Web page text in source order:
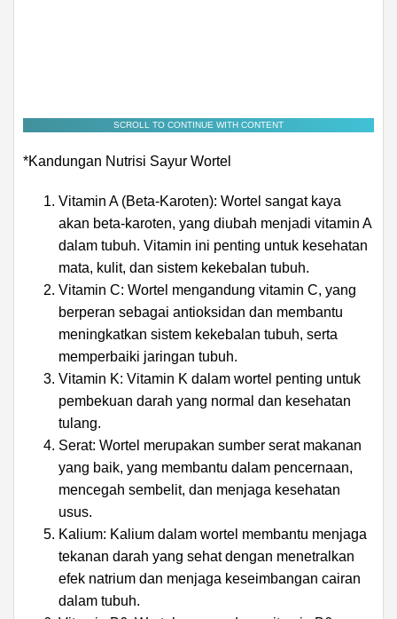
SCROLL TO CONTINUE WITH CONTENT
*Kandungan Nutrisi Sayur Wortel
Vitamin A (Beta-Karoten): Wortel sangat kaya
akan beta-karoten, yang diubah menjadi vitamin A
dalam tubuh. Vitamin ini penting untuk kesehatan
mata, kulit, dan sistem kekebalan tubuh.
Vitamin C: Wortel mengandung vitamin C, yang
berperan sebagai antioksidan dan membantu
meningkatkan sistem kekebalan tubuh, serta
memperbaiki jaringan tubuh.
Vitamin K: Vitamin K dalam wortel penting untuk
pembekuan darah yang normal dan kesehatan
tulang.
Serat: Wortel merupakan sumber serat makanan
yang baik, yang membantu dalam pencernaan,
mencegah sembelit, dan menjaga kesehatan
usus.
Kalium: Kalium dalam wortel membantu menjaga
tekanan darah yang sehat dengan menetralkan
efek natrium dan menjaga keseimbangan cairan
dalam tubuh.